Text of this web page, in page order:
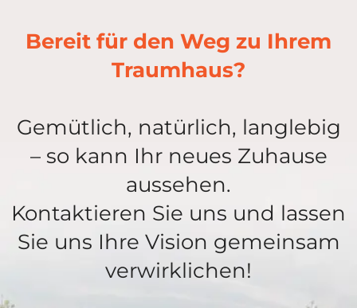
Bereit für den Weg zu Ihrem
Traumhaus?
Gemütlich, natürlich, langlebig
– so kann Ihr neues Zuhause
aussehen.
Kontaktieren Sie uns und lassen
Sie uns Ihre Vision gemeinsam
verwirklichen!